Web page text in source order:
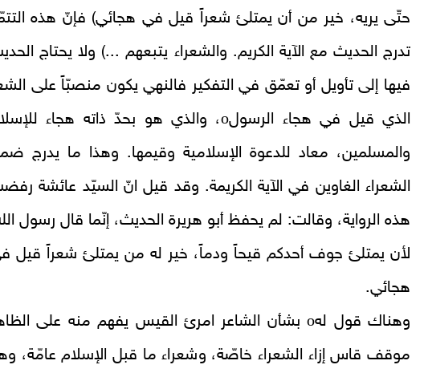
حتّى يريه، خير من أن يمتلئ شعراً قيل في هجائي) فإنّ هذه
تدرج الحديث مع الآية الكريم. والشعراء يتبعهم ...) ولا يحتاج
فيها إلى تأويل أو تعمّق في التفكير فالنهي يكون منصبّاً على
الذي قيل في هجاء الرسولo، والذي هو بحدّ ذاته هجاء
والمسلمين، معاد للدعوة الإسلامية وقيمها. وهذا ما يدرج
الشعراء الغاوين في الآية الكريمة. وقد قيل انّ السيّد عائشة
هذه الرواية، وقالت: لم يحفظ أبو هريرة الحديث، إنّما قال رسول
لأن يمتلئ جوف أحدكم قيحاً ودماً، خير له من يمتلئ شعراً قيل
هجائي.
وهناك قول لهoبشأن الشاعر امرئ القيس يفهم منه على
موقف قاس إزاء الشعراء خاصّة، وشعراء ما قبل الإسلام عامّة،